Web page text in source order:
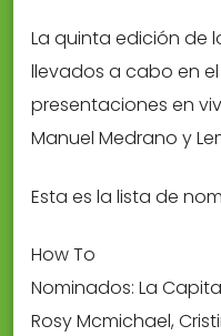
La quinta edición de
llevados a cabo en
presentaciones en
Manuel Medrano y
Esta es la lista de
How To
Nominados: La
Rosy Mcmichael,